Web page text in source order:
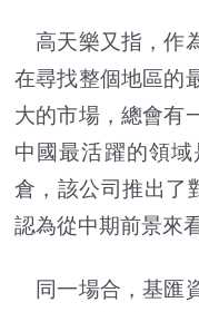
高天樂又指，作
在尋找整個地區的
大的市場，總會有
中國最活躍的領
倉，該公司推出了
認為從中期前景來
同一場合，基匯